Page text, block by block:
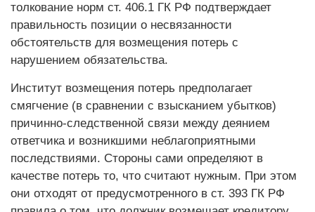
толкование норм ст. 406.1 ГК РФ подтверждает
правильность позиции о несвязанности
обстоятельств для возмещения потерь с
нарушением обязательства.
Институт возмещения потерь предполагает
смягчение (в сравнении с взысканием убытков)
причинно-следственной связи между деянием
ответчика и возникшими неблагоприятными
последствиями. Стороны сами определяют в
качестве потерь то, что считают нужным. При этом
они отходят от предусмотренного в ст. 393 ГК РФ